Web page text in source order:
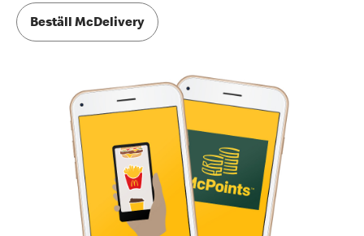
Beställ McDelivery